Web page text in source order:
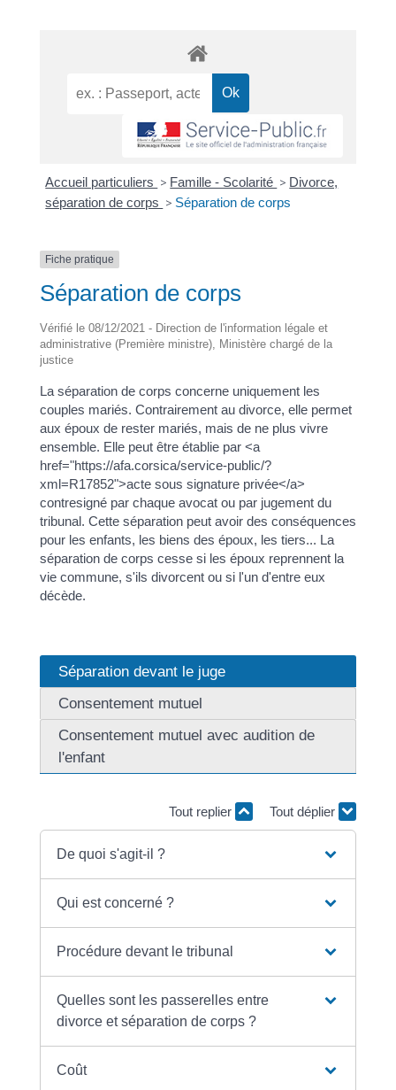
Accueil particuliers > Famille - Scolarité > Divorce,
séparation de corps > Séparation de corps
Fiche pratique
Séparation de corps
Vérifié le 08/12/2021 - Direction de l'information légale et
administrative (Première ministre), Ministère chargé de la
justice
La séparation de corps concerne uniquement les
couples mariés. Contrairement au divorce, elle permet
aux époux de rester mariés, mais de ne plus vivre
ensemble. Elle peut être établie par <a
href="https://afa.corsica/service-public/?
xml=R17852">acte sous signature privée</a>
contresigné par chaque avocat ou par jugement du
tribunal. Cette séparation peut avoir des conséquences
pour les enfants, les biens des époux, les tiers... La
séparation de corps cesse si les époux reprennent la
vie commune, s'ils divorcent ou si l'un d'entre eux
décède.
Séparation devant le juge
Consentement mutuel
Consentement mutuel avec audition de
l'enfant
Tout replier Tout déplier
De quoi s'agit-il ?
Qui est concerné ?
Procédure devant le tribunal
Quelles sont les passerelles entre
divorce et séparation de corps ?
Coût